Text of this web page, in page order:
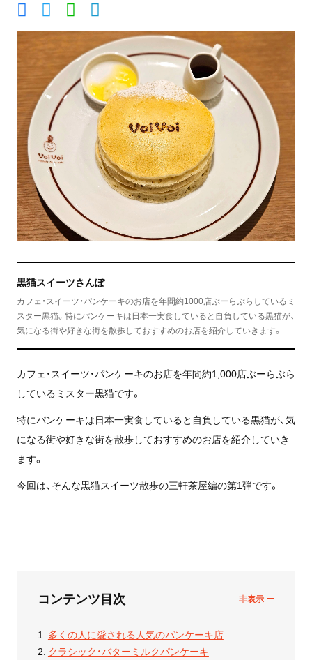
黒猫スイーツさんぽ
カフェ・スイーツ・パンケーキのお店を年間約1000店ぶーらぶらしているミ
スター黒猫。特にパンケーキは日本一実食していると自負している黒猫が、
気になる街や好きな街を散歩しておすすめのお店を紹介していきます。
カフェ・スイーツ・パンケーキのお店を年間約1,000店ぶーらぶら
しているミスター黒猫です。
特にパンケーキは日本一実食していると自負している黒猫が、気
になる街や好きな街を散歩しておすすめのお店を紹介していき
ます。
今回は、そんな黒猫スイーツ散歩の三軒茶屋編の第1弾です。
コンテンツ目次
多くの人に愛される人気のパンケーキ店
クラシック・バターミルクパンケーキ